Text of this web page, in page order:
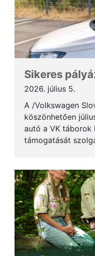
Sikeres
2026. július 5.
A /Volkswagen
köszönhetően
autó a VK táborok
támogatását